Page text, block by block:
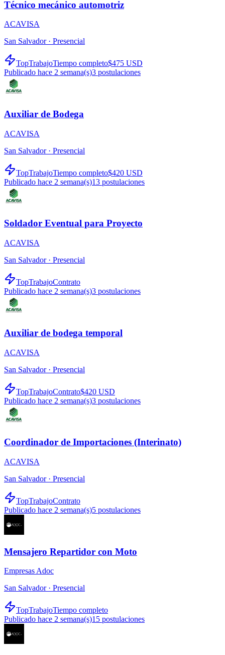
Técnico mecánico automotriz
ACAVISA
San Salvador · Presencial
TopTrabajoTiempo completo$475 USD
Publicado hace 2 semana(s)3 postulaciones
Auxiliar de Bodega
ACAVISA
San Salvador · Presencial
TopTrabajoTiempo completo$420 USD
Publicado hace 2 semana(s)13 postulaciones
Soldador Eventual para Proyecto
ACAVISA
San Salvador · Presencial
TopTrabajoContrato
Publicado hace 2 semana(s)3 postulaciones
Auxiliar de bodega temporal
ACAVISA
San Salvador · Presencial
TopTrabajoContrato$420 USD
Publicado hace 2 semana(s)3 postulaciones
Coordinador de Importaciones (Interinato)
ACAVISA
San Salvador · Presencial
TopTrabajoContrato
Publicado hace 2 semana(s)5 postulaciones
Mensajero Repartidor con Moto
Empresas Adoc
San Salvador · Presencial
TopTrabajoTiempo completo
Publicado hace 2 semana(s)15 postulaciones